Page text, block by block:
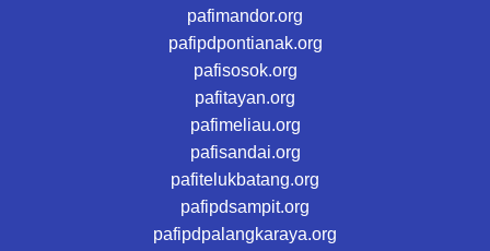
pafimandor.org
pafipdpontianak.org
pafisosok.org
pafitayan.org
pafimeliau.org
pafisandai.org
pafitelukbatang.org
pafipdsampit.org
pafipdpalangkaraya.org